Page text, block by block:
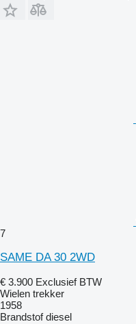
7
SAME DA 30 2WD
€ 3.900 Exclusief BTW
Wielen trekker
1958
Brandstof diesel